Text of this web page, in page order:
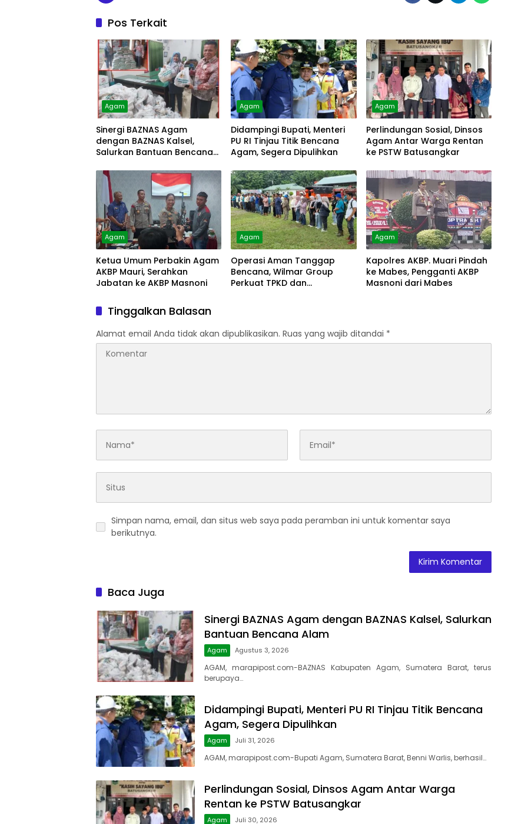
Pos Terkait
Agam
Sinergi BAZNAS Agam
dengan BAZNAS Kalsel,
Salurkan Bantuan Bencana
Agam
Didampingi Bupati, Menteri
PU RI Tinjau Titik Bencana
Agam, Segera Dipulihkan
Agam
Perlindungan Sosial, Dinsos
Agam Antar Warga Rentan
ke PSTW Batusangkar
Agam
Ketua Umum Perbakin Agam
AKBP Mauri, Serahkan
Jabatan ke AKBP Masnoni
Agam
Operasi Aman Tanggap
Bencana, Wilmar Group
Perkuat TPKD dan
Agam
Kapolres AKBP. Muari Pindah
ke Mabes, Pengganti AKBP
Masnoni dari Mabes
Tinggalkan Balasan
Alamat email Anda tidak akan dipublikasikan. Ruas yang wajib ditandai *
Simpan nama, email, dan situs web saya pada peramban ini untuk komentar saya
berikutnya.
Baca Juga
Sinergi BAZNAS Agam dengan BAZNAS Kalsel, Salurkan
Bantuan Bencana Alam
Agam Agustus 3, 2026
AGAM, marapipost.com-BAZNAS Kabupaten Agam, Sumatera Barat, terus
berupaya…
Didampingi Bupati, Menteri PU RI Tinjau Titik Bencana
Agam, Segera Dipulihkan
Agam Juli 31, 2026
AGAM, marapipost.com-Bupati Agam, Sumatera Barat, Benni Warlis, berhasil…
Perlindungan Sosial, Dinsos Agam Antar Warga
Rentan ke PSTW Batusangkar
Agam Juli 30, 2026